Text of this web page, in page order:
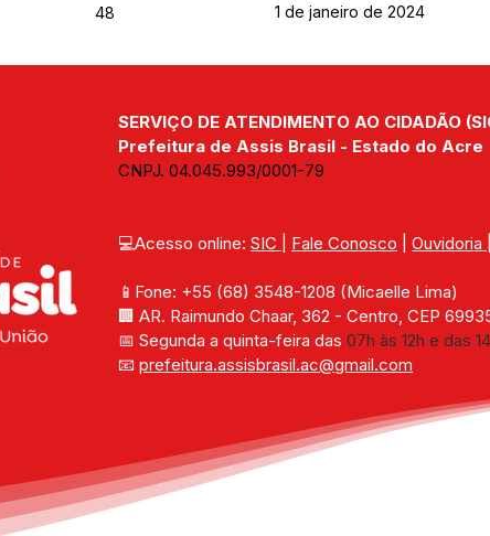
48 1 de janeiro de 2024
SERVIÇO DE ATENDIMENTO AO CIDADÃO
Prefeitura de Assis Brasil - Estado do Acre
CNPJ. 04.045.993/0001-79
💻Acesso online: SIC Fale Conosco Ouvidoria
📱Fone: +55 (68) 3548-1208 (Micaelle Lima)
🏢 AR. Raimundo Chaar, 362 - Centro, CEP
📅 Segunda a quinta-feira das 07h às 12h e das
📧 prefeitura.assisbrasil.ac@gmail.com